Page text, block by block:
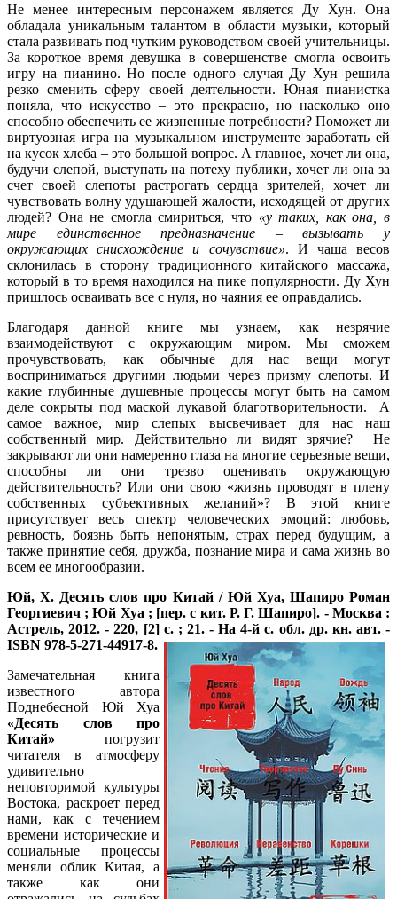
Не менее интересным персонажем является Ду Хун. Она
обладала уникальным талантом в области музыки, который
стала развивать под чутким руководством своей учительницы.
За короткое время девушка в совершенстве смогла освоить
игру на пианино. Но после одного случая Ду Хун решила
резко сменить сферу своей деятельности. Юная пианистка
поняла, что искусство – это прекрасно, но насколько оно
способно обеспечить ее жизненные потребности? Поможет ли
виртуозная игра на музыкальном инструменте заработать ей
на кусок хлеба – это большой вопрос. А главное, хочет ли она,
будучи слепой, выступать на потеху публики, хочет ли она за
счет своей слепоты растрогать сердца зрителей, хочет ли
чувствовать волну удушающей жалости, исходящей от других
людей? Она не смогла смириться, что «у таких, как она, в
мире единственное предназначение – вызывать у
окружающих снисхождение и сочувствие». И чаша весов
склонилась в сторону традиционного китайского массажа,
который в то время находился на пике популярности. Ду Хун
пришлось осваивать все с нуля, но чаяния ее оправдались.
Благодаря данной книге мы узнаем, как незрячие
взаимодействуют с окружающим миром. Мы сможем
прочувствовать, как обычные для нас вещи могут
восприниматься другими людьми через призму слепоты. И
какие глубинные душевные процессы могут быть на самом
деле сокрыты под маской лукавой благотворительности. А
самое важное, мир слепых высвечивает для нас наш
собственный мир. Действительно ли видят зрячие? Не
закрывают ли они намеренно глаза на многие серьезные вещи,
способны ли они трезво оценивать окружающую
действительность? Или они свою «жизнь проводят в плену
собственных субъективных желаний»? В этой книге
присутствует весь спектр человеческих эмоций: любовь,
ревность, боязнь быть непонятым, страх перед будущим, а
также принятие себя, дружба, познание мира и сама жизнь во
всем ее многообразии.
Юй, Х. Десять слов про Китай / Юй Хуа, Шапиро Роман
Георгиевич ; Юй Хуа ; [пер. с кит. Р. Г. Шапиро]. - Москва :
Астрель, 2012. - 220, [2] с. ; 21. - На 4-й с. обл. др. кн. авт. -
ISBN 978-5-271-44917-8.
Замечательная книга
известного автора
Поднебесной Юй Хуа
«Десять слов про
Китай» погрузит
читателя в атмосферу
удивительно
неповторимой культуры
Востока, раскроет перед
нами, как с течением
времени исторические и
социальные процессы
меняли облик Китая, а
также как они